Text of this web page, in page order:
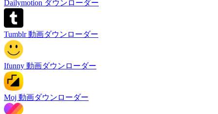
Dailymotion ダウンローダー
Tumblr 動画ダウンローダー
Ifunny 動画ダウンローダー
Moj 動画ダウンローダー